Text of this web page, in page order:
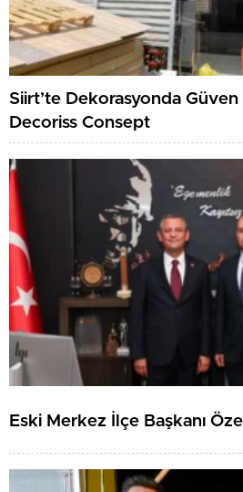
Siirt’te Dekorasyonda
Decoriss Consept
Eski Merkez İlçe Başkanı